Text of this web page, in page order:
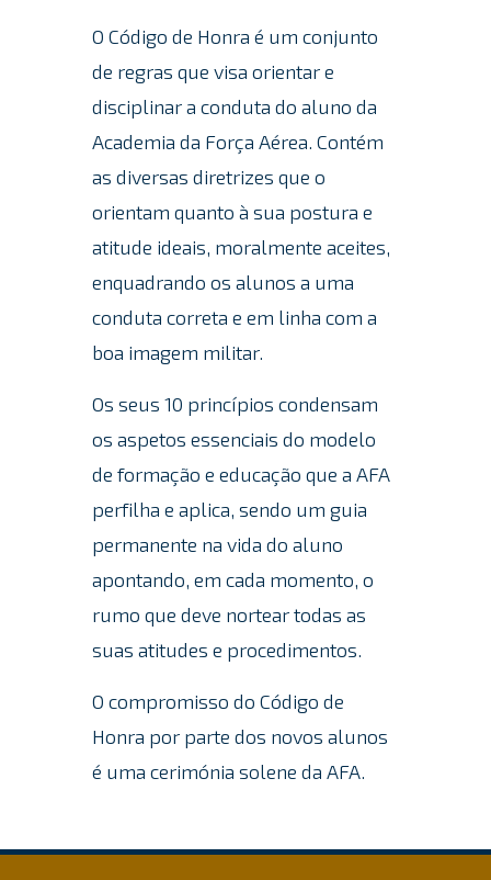
O Código de Honra é um conjunto
de regras que visa orientar e
disciplinar a conduta do aluno da
Academia da Força Aérea. Contém
as diversas diretrizes que o
orientam quanto à sua postura e
atitude ideais, moralmente aceites,
enquadrando os alunos a uma
conduta correta e em linha com a
boa imagem militar.
Os seus 10 princípios condensam
os aspetos essenciais do modelo
de formação e educação que a AFA
perfilha e aplica, sendo um guia
permanente na vida do aluno
apontando, em cada momento, o
rumo que deve nortear todas as
suas atitudes e procedimentos.
O compromisso do Código de
Honra por parte dos novos alunos
é uma cerimónia solene da AFA.